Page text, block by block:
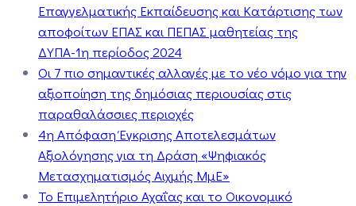
Επαγγελματικής Εκπαίδευσης και Κατάρτισης των
αποφοίτων ΕΠΑΣ και ΠΕΠΑΣ μαθητείας της
ΔΥΠΑ-1η περίοδος 2024
Οι 7 πιο σημαντικές αλλαγές με το νέο νόμο για την
αξιοποίηση της δημόσιας περιουσίας στις
παραθαλάσσιες περιοχές
4η Απόφαση Έγκρισης Αποτελεσμάτων
Αξιολόγησης για τη Δράση «Ψηφιακός
Μετασχηματισμός Αιχμής ΜμΕ»
Το Επιμελητήριο Αχαΐας και το Οικονομικό